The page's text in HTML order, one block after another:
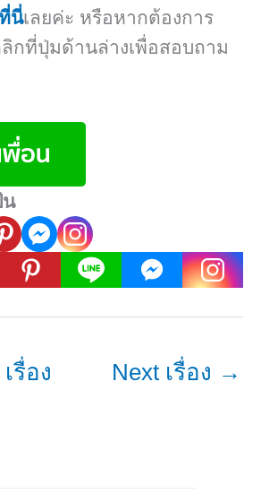
นี่เลยค่ะ หรือหากต้องการ
กที่ปุ่มด้านล่างเพื่อสอบถาม
น
รื่อง Next เรื่อง →